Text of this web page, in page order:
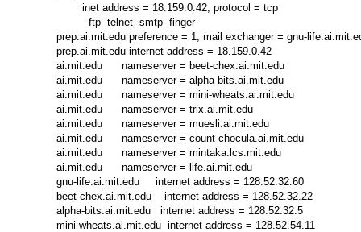
        inet address = 18.159.0.42, protocol = tcp
          ftp  telnet  smtp  finger
prep.ai.mit.edu preference = 1, mail exchanger = gnu-
prep.ai.mit.edu internet address = 18.159.0.42
ai.mit.edu      nameserver = beet-chex.ai.mit.edu
ai.mit.edu      nameserver = alpha-bits.ai.mit.edu
ai.mit.edu      nameserver = mini-wheats.ai.mit.edu
ai.mit.edu      nameserver = trix.ai.mit.edu
ai.mit.edu      nameserver = muesli.ai.mit.edu
ai.mit.edu      nameserver = count-chocula.ai.mit.edu
ai.mit.edu      nameserver = mintaka.lcs.mit.edu
ai.mit.edu      nameserver = life.ai.mit.edu
gnu-life.ai.mit.edu     internet address = 128.52.32.60
beet-chex.ai.mit.edu    internet address = 128.52.32.22
alpha-bits.ai.mit.edu   internet address = 128.52.32.5
mini-wheats.ai.mit.edu  internet address = 128.52.54.11